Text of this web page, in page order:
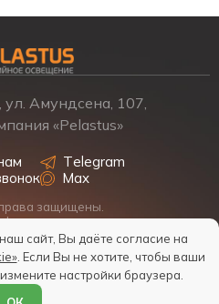
ул. Амундсена, 107,
«Pelastus»
Telegram
Max
защищены.
о товарах и ценах не
стоимость, условия поставки
у менеджеров.
персональных данных
персональных данных
сайт, Вы даёте согласие на
. Если Вы не хотите, чтобы ваши
настройки браузера.